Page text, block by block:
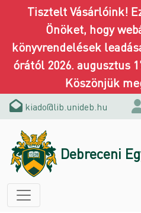
Tisztelt Vásárlóink!
Önöket, hogy
könyvrendelések
órától 2026. augusztus
Köszönjük
kiado@lib.unideb.hu
Debreceni